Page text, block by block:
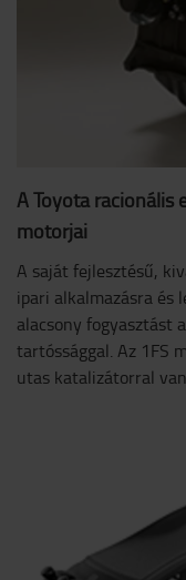
A Toyota racionális
motorjai
A saját fejlesztésű,
ipari alkalmazásra és
alacsony fogyasztást
tartóssággal. Az 1FS
utas katalizátorral